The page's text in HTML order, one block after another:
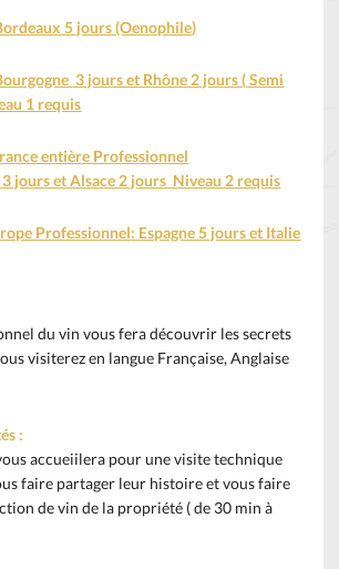
5 jours (Oenophile)
3 jours et Rhône 2 jours (Semi
1 requis
entière Professionnel
3 jours et Alsace 2 jours Niveau 2 requis
Professionnel: Espagne 5 jours et Italie
du vin vous fera découvrir les secrets
visiterez en langue Française, Anglaise
:
accueiilera pour une visite technique
faire partager leur histoire et vous faire
de vin de la propriété ( de 30 min à